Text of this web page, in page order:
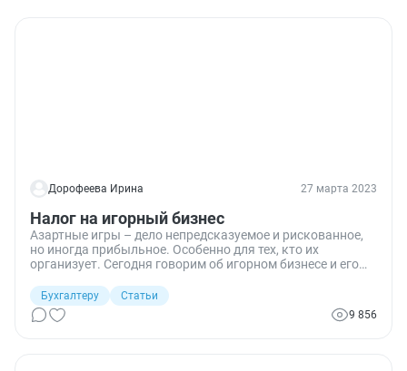
Дорофеева Ирина 27 марта 2023
Налог на игорный бизнес
Азартные игры – дело непредсказуемое и рискованное,
но иногда прибыльное. Особенно для тех, кто их
организует. Сегодня говорим об игорном бизнесе и его
Бухгалтеру
Статьи
9 856